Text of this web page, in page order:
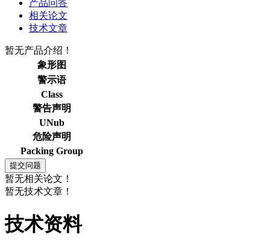
产品问答
相关论文
技术文章
暂无产品介绍！
象形图
警示语
Class
警告声明
UNub
危险声明
Packing Group
暂无相关论文！
暂无技术文章！
技术资料